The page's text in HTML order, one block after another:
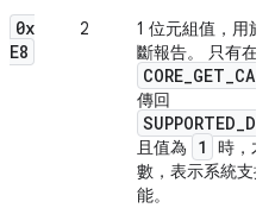
0x
E8
2
1 位元組值，用於
斷報告。 只有在
傳回
且值為 1
時，才
數，表示系統支
能。